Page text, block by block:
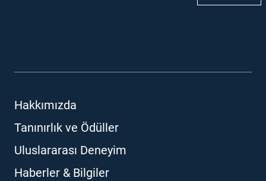
Hakkımızda
Tanınırlık ve Ödüller
Uluslararası Deneyim
Haberler & Bilgiler